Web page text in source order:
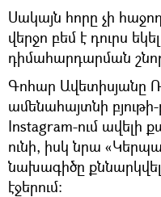
Սակայն հորը չի
վերջո բեմ է դուրս
դիմահարդարման
Գոհար Ավետիսյանը
ամենահայտնի
Instagram-ում ավելի
ունի, իսկ նրա
նախագիծը
էջերում։